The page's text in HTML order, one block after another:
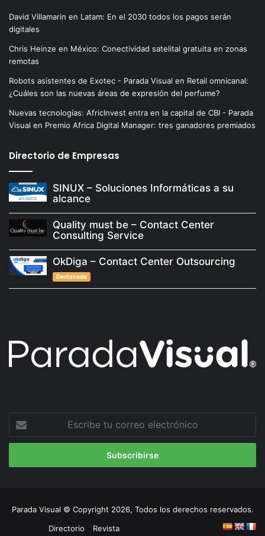
David Villamarin en Latam: En el 2030 todos los pagos serán
digitales
Chris Heinze en México: Conectividad satelital gratuita en zonas
remotas
Robots asistentes de Exotec - Parada Visual en Retail omnicanal:
¿Cuáles son las nuevas áreas de expresión del perfume?
Nuevas tecnologías: AfricInvest entra en la capital de CBI - Parada
Visual en Premio Africa Digital Manager: tres ganadores premiados
Directorio de Empresas
SINUX – Soluciones Informáticas a su
alcance
Quality must be – Contact Center
Consulting Service
OkDiga – Contact Center Outsourcing
Destacada
correo
Parada Visual © Copyright 2026, Todos los derechos reservados.
Directorio
Revista